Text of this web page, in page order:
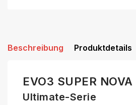
Beschreibung Produktdetails
EVO3 SUPER NOVA
Ultimate-Serie